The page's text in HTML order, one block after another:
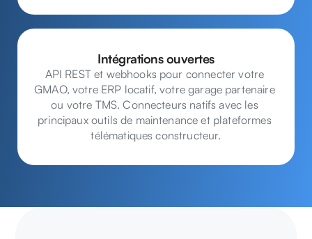
Intégrations ouvertes
API REST et webhooks pour connecter votre
GMAO, votre ERP locatif, votre garage partenaire
ou votre TMS. Connecteurs natifs avec les
principaux outils de maintenance et plateformes
télématiques constructeur.